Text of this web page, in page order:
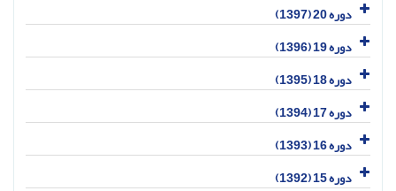
دوره 20 (1397)
دوره 19 (1396)
دوره 18 (1395)
دوره 17 (1394)
دوره 16 (1393)
دوره 15 (1392)